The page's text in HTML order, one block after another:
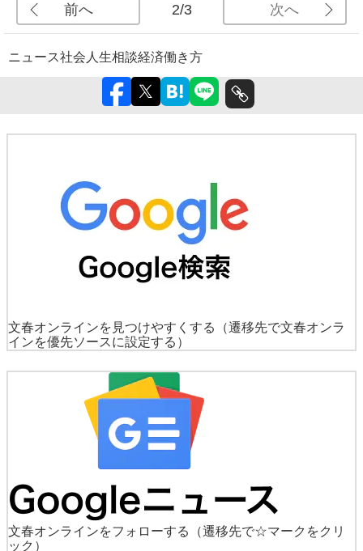
前へ 2/3 次へ
ニュース社会人生相談経済働き方
文春オンラインを見つけやすくする
（遷移先で文春オンラ
インを優先ソースに設定する）
文春オンラインをフォローする
（遷移先で☆マークをクリ
ック）